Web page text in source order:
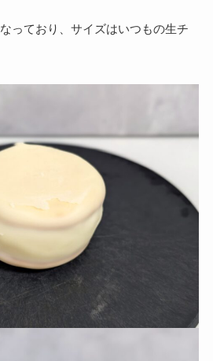
っており、サイズはいつもの生チ